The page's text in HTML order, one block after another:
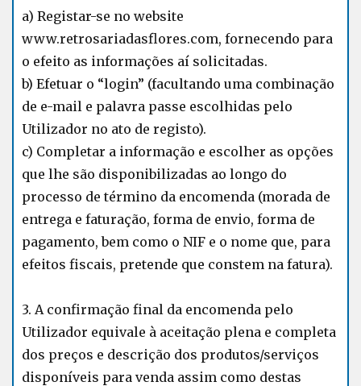
a) Registar-se no website
www.retrosariadasflores.com, fornecendo para
o efeito as informações aí solicitadas.
b) Efetuar o “login” (facultando uma combinação
de e-mail e palavra passe escolhidas pelo
Utilizador no ato de registo).
c) Completar a informação e escolher as opções
que lhe são disponibilizadas ao longo do
processo de término da encomenda (morada de
entrega e faturação, forma de envio, forma de
pagamento, bem como o NIF e o nome que, para
efeitos fiscais, pretende que constem na fatura).
3. A confirmação final da encomenda pelo
Utilizador equivale à aceitação plena e completa
dos preços e descrição dos produtos/serviços
disponíveis para venda assim como destas